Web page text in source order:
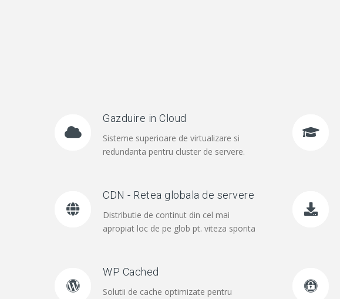
Gazduire in Cloud
Sisteme superioare de virtualizare si
redundanta pentru cluster de servere.
CDN - Retea globala de servere
Distributie de continut din cel mai
apropiat loc de pe glob pt. viteza sporita
WP Cached
Solutii de cache optimizate pentru